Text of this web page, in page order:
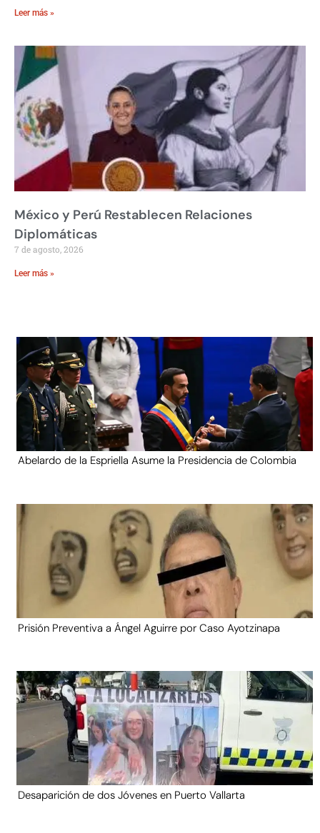
Leer más »
México y Perú Restablecen Relaciones
Diplomáticas
7 de agosto, 2026
Leer más »
Abelardo de la Espriella Asume la Presidencia de Colombia
Prisión Preventiva a Ángel Aguirre por Caso Ayotzinapa
Desaparición de dos Jóvenes en Puerto Vallarta